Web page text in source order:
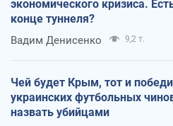
экономического кризиса.
конце туннеля?
Вадим Денисенко 9,2 т.
Чей будет Крым, тот и
украинских футбольных
назвать убийцами